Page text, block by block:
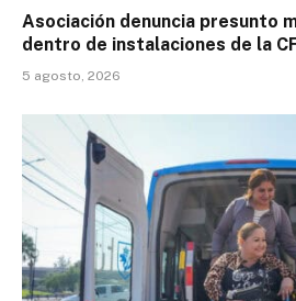
Asociación denuncia presunto
dentro de instalaciones de la
5 agosto, 2026